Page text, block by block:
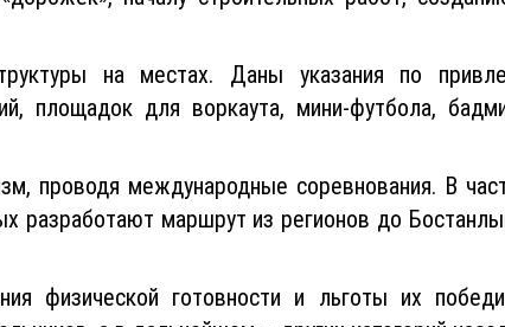
началу строительных работ,
на местах. Даны указания по
площадок для воркаута, мини-футбола,
проводя международные соревнования. В
разработают маршрут из регионов до